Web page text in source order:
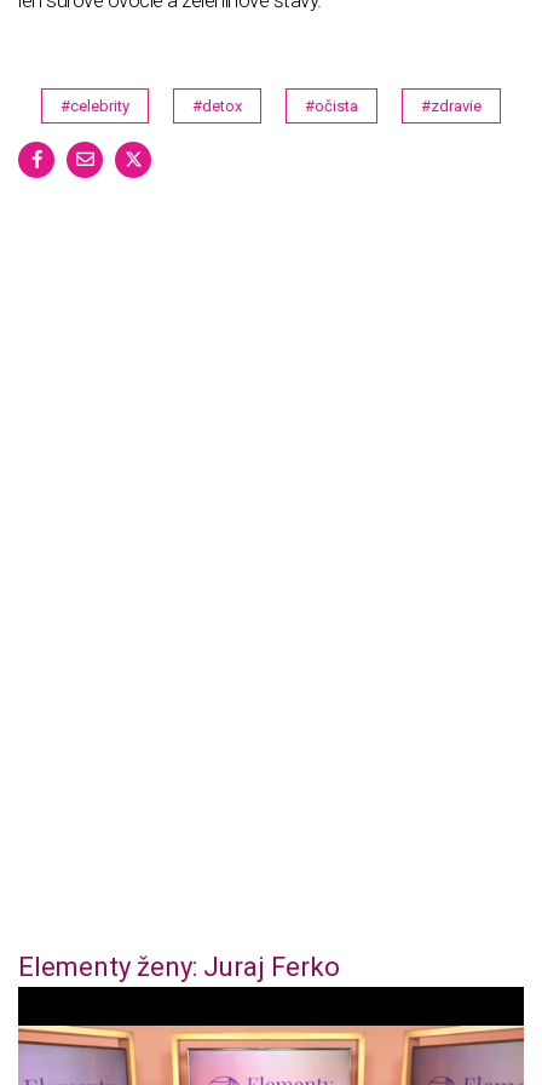
#celebrity #detox #očista #zdravie
Elementy ženy: Juraj Ferko
f